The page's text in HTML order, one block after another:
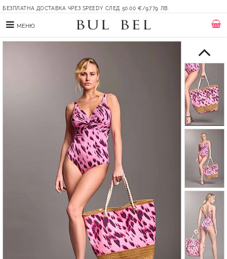
БЕЗПЛАТНА ДОСТАВКА ЧРЕЗ SPEEDY СЛЕД 50.00 €/97.79 ЛВ.
МЕНЮ